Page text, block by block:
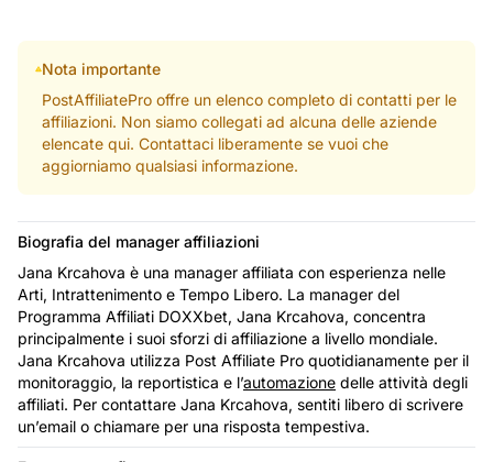
Nota importante
PostAffiliatePro offre un elenco completo di contatti per le
affiliazioni. Non siamo collegati ad alcuna delle aziende
elencate qui. Contattaci liberamente se vuoi che
aggiorniamo qualsiasi informazione.
Biografia del manager affiliazioni
Jana Krcahova è una manager affiliata con esperienza nelle
Arti, Intrattenimento e Tempo Libero. La manager del
Programma Affiliati DOXXbet, Jana Krcahova, concentra
principalmente i suoi sforzi di affiliazione a livello mondiale.
Jana Krcahova utilizza Post Affiliate Pro quotidianamente per il
monitoraggio, la reportistica e l’automazione delle attività degli
affiliati. Per contattare Jana Krcahova, sentiti libero di scrivere
un’email o chiamare per una risposta tempestiva.